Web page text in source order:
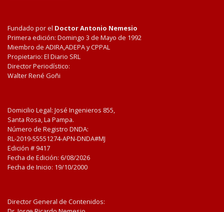
Fundado por el Doctor Antonio Nemesio
Primera edición: Domingo 3 de Mayo de 1992
Miembro de ADIRA,ADEPA y CPPAL
Propietario: El Diario SRL
Director Periodístico:
Walter René Goñi
Domicilio Legal: José Ingenieros 855,
Santa Rosa, La Pampa.
Número de Registro DNDA:
RL-2019-55551274-APN-DNDA#MJ
Edición # 9417
Fecha de Edición: 6/08/2026
Fecha de Inicio: 19/10/2000
Director General de Contenidos: